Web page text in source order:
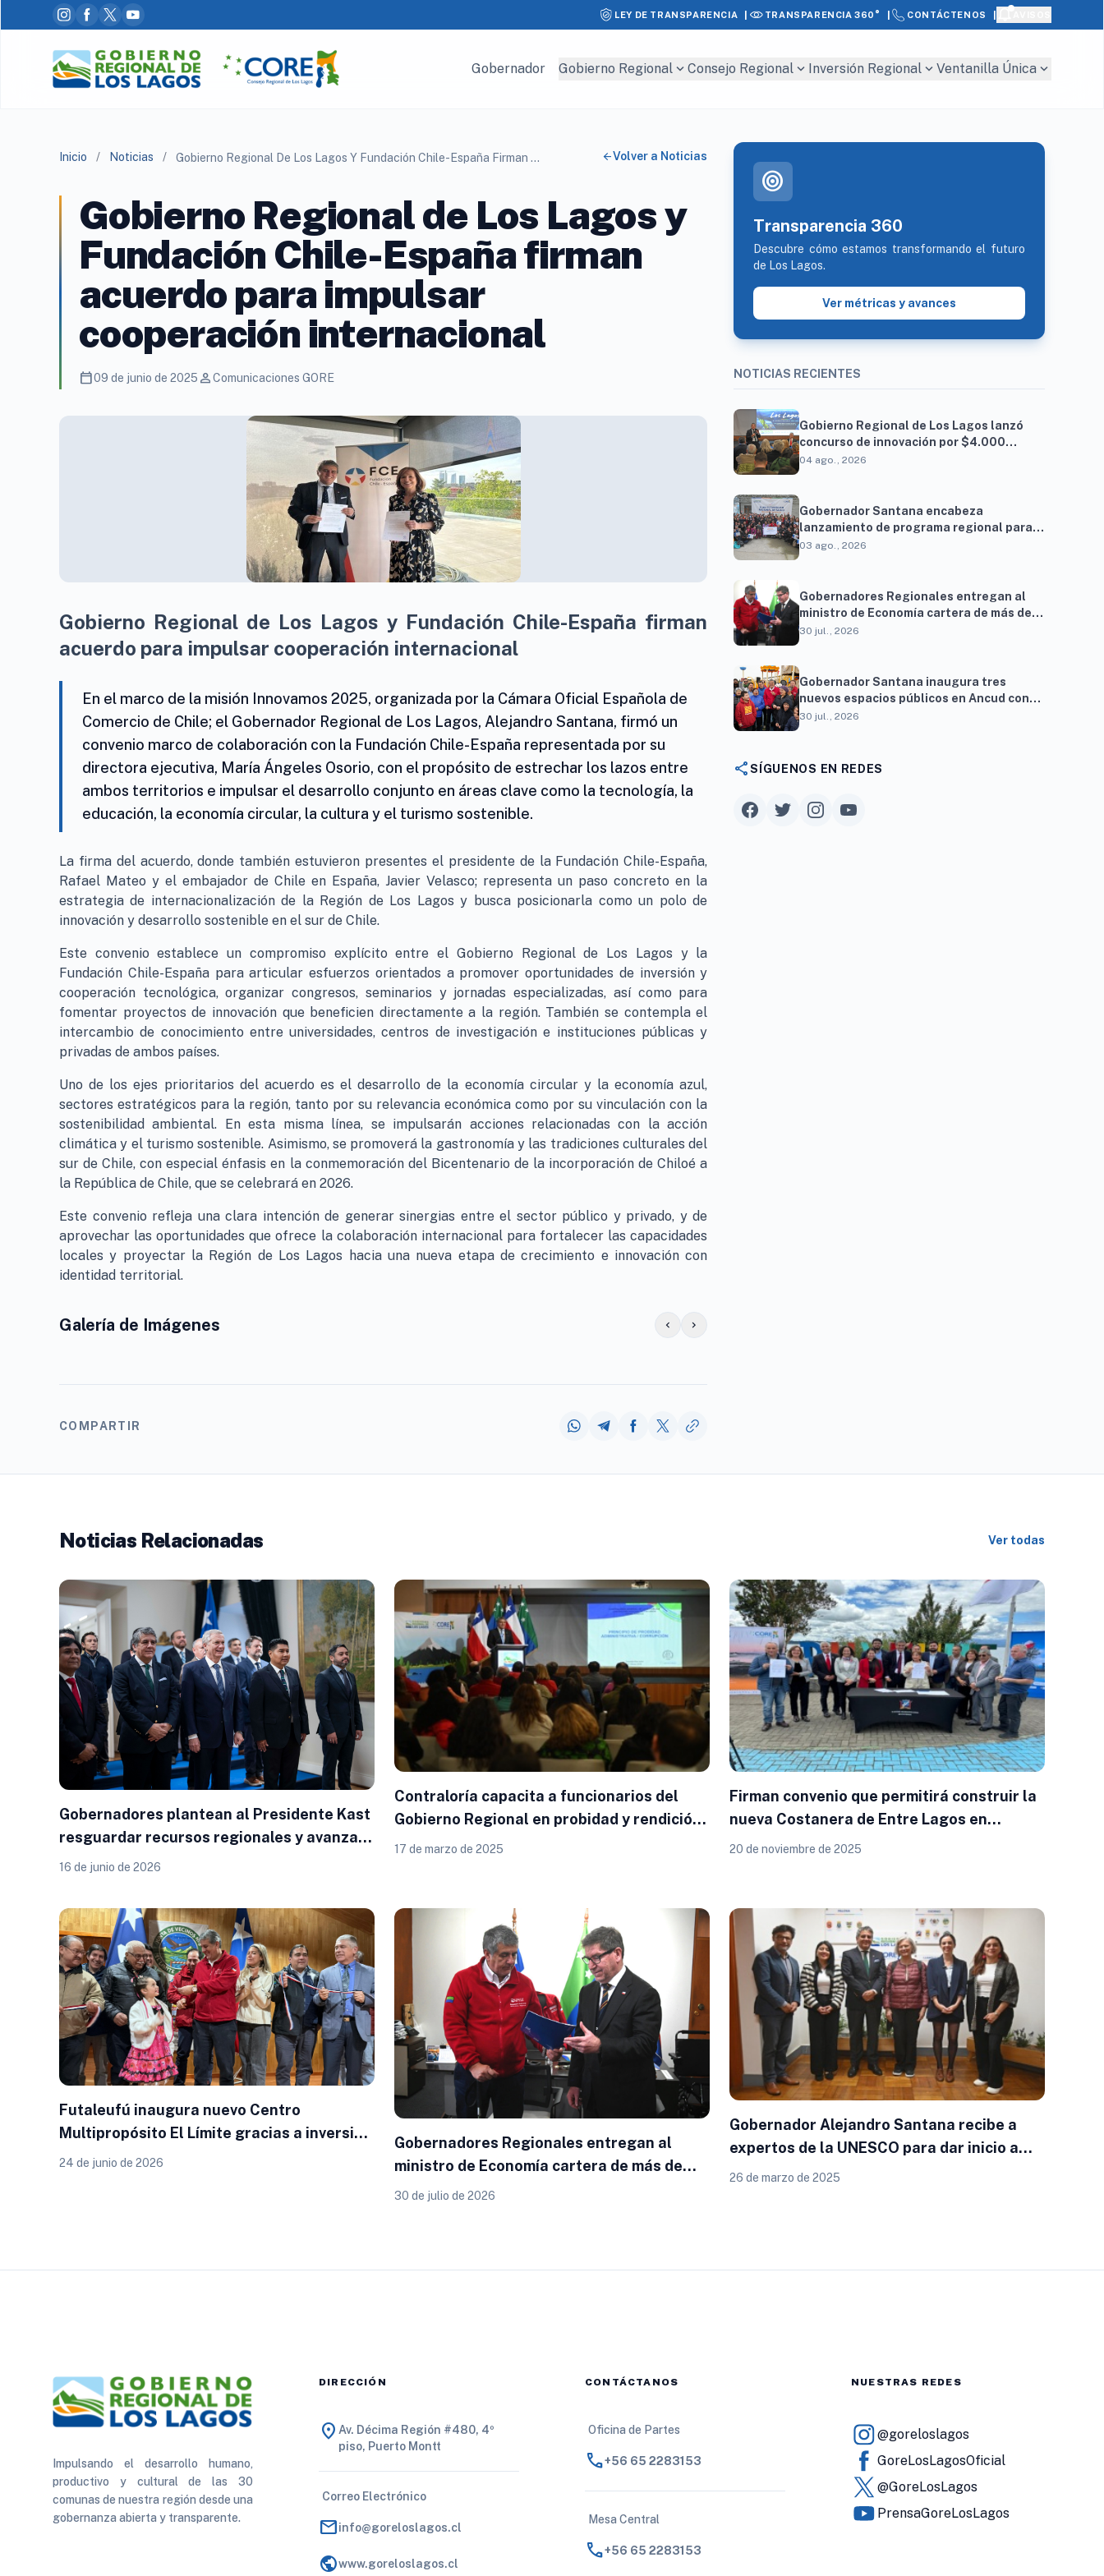
LEY DE TRANSPARENCIA | TRANSPARENCIA 360° CONTÁCTENOS
Gobernador Gobierno Regional expand_more Consejo Regional expand_more Inversión Regional expand_more Ventanilla Única expand_more
Inicio / Noticias / Gobierno Regional De Los Lagos Y Fundación Chile-España Firman Acuerdo Para Impulsar Cooperación Internacional arrow_backVolver a Noticias
Gobierno Regional de Los Lagos y
Fundación Chile-España firman
acuerdo para impulsar
cooperación internacional
calendar_today09 de junio de 2025 personComunicaciones GORE
Gobierno Regional de Los Lagos y Fundación Chile-España firman
acuerdo para impulsar cooperación internacional
En el marco de la misión Innovamos 2025, organizada por la Cámara Oficial Española de
Comercio de Chile; el Gobernador Regional de Los Lagos, Alejandro Santana, firmó un
convenio marco de colaboración con la Fundación Chile-España representada por su
directora ejecutiva, María Ángeles Osorio, con el propósito de estrechar los lazos entre
ambos territorios e impulsar el desarrollo conjunto en áreas clave como la tecnología, la
educación, la economía circular, la cultura y el turismo sostenible.
La firma del acuerdo, donde también estuvieron presentes el presidente de la Fundación Chile-España,
Rafael Mateo y el embajador de Chile en España, Javier Velasco; representa un paso concreto en la
estrategia de internacionalización de la Región de Los Lagos y busca posicionarla como un polo de
innovación y desarrollo sostenible en el sur de Chile.
Este convenio establece un compromiso explícito entre el Gobierno Regional de Los Lagos y la
Fundación Chile-España para articular esfuerzos orientados a promover oportunidades de inversión y
cooperación tecnológica, organizar congresos, seminarios y jornadas especializadas, así como para
fomentar proyectos de innovación que beneficien directamente a la región. También se contempla el
intercambio de conocimiento entre universidades, centros de investigación e instituciones públicas y
privadas de ambos países.
Uno de los ejes prioritarios del acuerdo es el desarrollo de la economía circular y la economía azul,
sectores estratégicos para la región, tanto por su relevancia económica como por su vinculación con la
sostenibilidad ambiental. En esta misma línea, se impulsarán acciones relacionadas con la acción
climática y el turismo sostenible. Asimismo, se promoverá la gastronomía y las tradiciones culturales del
sur de Chile, con especial énfasis en la conmemoración del Bicentenario de la incorporación de Chiloé a
la República de Chile, que se celebrará en 2026.
Este convenio refleja una clara intención de generar sinergias entre el sector público y privado, y de
aprovechar las oportunidades que ofrece la colaboración internacional para fortalecer las capacidades
locales y proyectar la Región de Los Lagos hacia una nueva etapa de crecimiento e innovación con
identidad territorial.
Galería de Imágenes chevron_left chevron_right
COMPARTIR
target
Transparencia 360
Descubre cómo estamos transformando el futuro
de Los Lagos.
Ver métricas y avances
NOTICIAS RECIENTES
Gobierno Regional de Los Lagos lanzó
concurso de innovación por $4.000
millones para resolver brechas
04 ago., 2026
Gobernador Santana encabeza
lanzamiento de programa regional para
familias vinculadas al autismo
03 ago., 2026
Gobernadores Regionales entregan al
ministro de Economía cartera de más de
900 proyectos que proyectan generar
30 jul., 2026
Gobernador Santana inaugura tres
nuevos espacios públicos en Ancud con
una inversión superior a $294 millones
30 jul., 2026
shareSÍGUENOS EN REDES
Noticias Relacionadas Ver todas
Gobernadores plantean al Presidente Kast
resguardar recursos regionales y avanzar
en descentralización
16 de junio de 2026
Contraloría capacita a funcionarios del
Gobierno Regional en probidad y rendición
de cuentas
17 de marzo de 2025
Firman convenio que permitirá construir la
nueva Costanera de Entre Lagos en
Puyehue
20 de noviembre de 2025
Futaleufú inaugura nuevo Centro
Multipropósito El Límite gracias a inversión
del Gobierno Regional
24 de junio de 2026
Gobernadores Regionales entregan al
ministro de Economía cartera de más de
900 proyectos que proyectan generar
30 de julio de 2026
Gobernador Alejandro Santana recibe a
expertos de la UNESCO para dar inicio a
visita a Iglesias Patrimoniales de Chiloé
26 de marzo de 2025
Impulsando el desarrollo humano,
productivo y cultural de las 30
comunas de nuestra región desde una
gobernanza abierta y transparente.
DIRECCIÓN
location_on Av. Décima Región #480, 4º
piso, Puerto Montt
Correo Electrónico
mailinfo@goreloslagos.cl
publicwww.goreloslagos.cl
CONTÁCTANOS
Oficina de Partes
call+56 65 2283153
Mesa Central
call+56 65 2283153
NUESTRAS REDES
@goreloslagos
GoreLosLagosOficial
@GoreLosLagos
PrensaGoreLosLagos